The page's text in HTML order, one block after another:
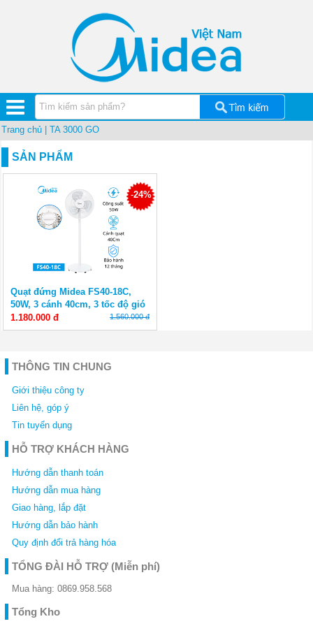
Máy
hút
ẩm
Midea
Máy
lọc
nước
Midea
Đồ
gia
dụng
Thiết
bị
nhà
bếp
Trang chủ | TA 3000 GO
SẢN PHẨM
-24%
Quạt đứng Midea FS40-18C,
50W, 3 cánh 40cm, 3 tốc độ gió
1.560.000 đ
1.180.000 đ
THÔNG TIN CHUNG
Giới thiệu công ty
Liên hệ, góp ý
Tin tuyển dụng
HỖ TRỢ KHÁCH HÀNG
Hướng dẫn thanh toán
Hướng dẫn mua hàng
Giao hàng, lắp đặt
Hướng dẫn bảo hành
Quy định đổi trả hàng hóa
TỔNG ĐÀI HỖ TRỢ (Miễn phí)
Mua hàng: 0869.958.568
Tổng Kho